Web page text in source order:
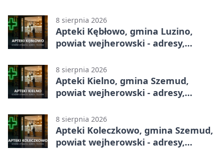
8 sierpnia 2026
Apteki Kębłowo, gmina Luzino,
powiat wejherowski - adresy,
8 sierpnia 2026
Apteki Kielno, gmina Szemud,
powiat wejherowski - adresy,
8 sierpnia 2026
Apteki Koleczkowo, gmina Szemud,
powiat wejherowski - adresy,